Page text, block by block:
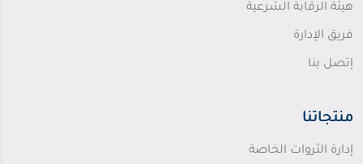
هيئة الرقابة الشرعية
فريق الإدارة
إتصل بنا
منتجاتنا
إدارة الثروات الخاصة